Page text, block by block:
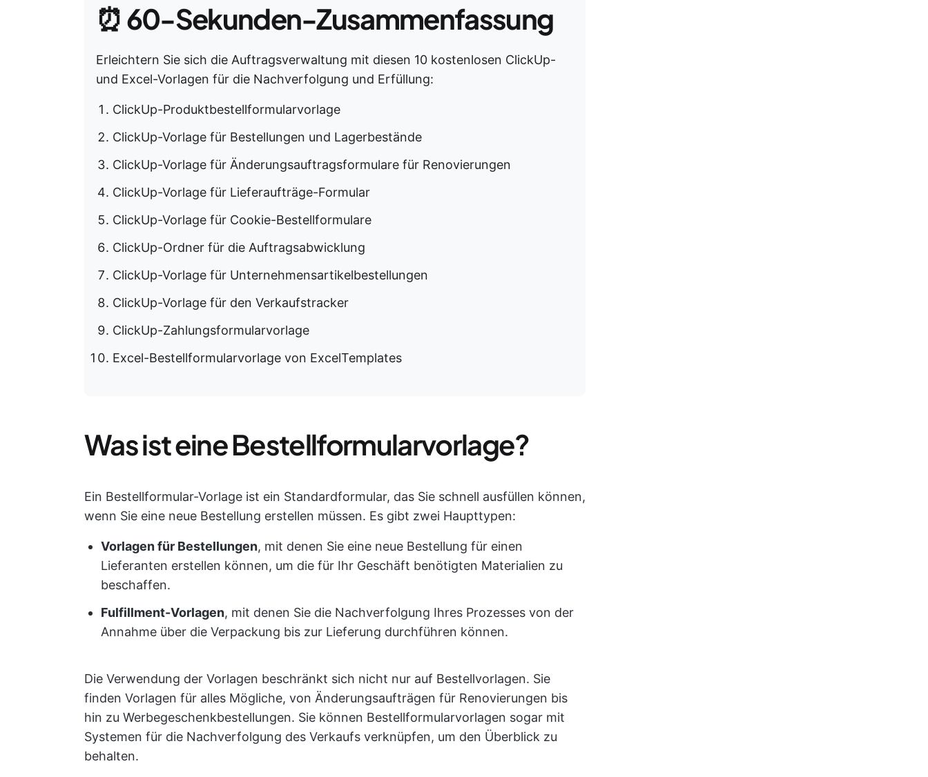
⏰60-Sekunden-Zusammenfassung
Erleichtern Sie sich die Auftragsverwaltung mit diesen 10 kostenlosen ClickUp-
und Excel-Vorlagen für die Nachverfolgung und Erfüllung:
ClickUp-Produktbestellformularvorlage
ClickUp-Vorlage für Bestellungen und Lagerbestände
ClickUp-Vorlage für Änderungsauftragsformulare für Renovierungen
ClickUp-Vorlage für Lieferaufträge-Formular
ClickUp-Vorlage für Cookie-Bestellformulare
ClickUp-Ordner für die Auftragsabwicklung
ClickUp-Vorlage für Unternehmensartikelbestellungen
ClickUp-Vorlage für den Verkaufstracker
ClickUp-Zahlungsformularvorlage
Excel-Bestellformularvorlage von ExcelTemplates
Was ist eine Bestellformularvorlage?
Ein Bestellformular-Vorlage ist ein Standardformular, das Sie schnell ausfüllen können,
wenn Sie eine neue Bestellung erstellen müssen. Es gibt zwei Haupttypen:
Vorlagen für Bestellungen, mit denen Sie eine neue Bestellung für einen
Lieferanten erstellen können, um die für Ihr Geschäft benötigten Materialien zu
beschaffen.
Fulfillment-Vorlagen, mit denen Sie die Nachverfolgung Ihres Prozesses von der
Annahme über die Verpackung bis zur Lieferung durchführen können.
Die Verwendung der Vorlagen beschränkt sich nicht nur auf Bestellvorlagen. Sie
finden Vorlagen für alles Mögliche, von Änderungsaufträgen für Renovierungen bis
hin zu Werbegeschenkbestellungen. Sie können Bestellformularvorlagen sogar mit
Systemen für die Nachverfolgung des Verkaufs verknüpfen, um den Überblick zu
behalten.